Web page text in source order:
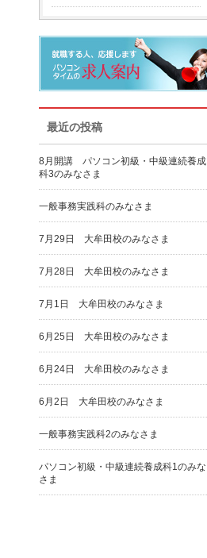
最近の投稿
8月開講 パソコン初級・中級連続養成
科3のみなさま
一般事務実践科のみなさま
7月29日 大牟田校のみなさま
7月28日 大牟田校のみなさま
7月1日 大牟田校のみなさま
6月25日 大牟田校のみなさま
6月24日 大牟田校のみなさま
6月2日 大牟田校のみなさま
一般事務実践科2のみなさま
パソコン初級・中級連続養成科1のみな
さま